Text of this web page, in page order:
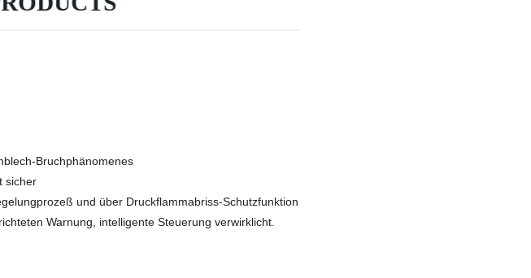
Bruchphänomenes
sicher
und über Druckflammabriss-Schutzfunktion
Warnung, intelligente Steuerung verwirklicht.